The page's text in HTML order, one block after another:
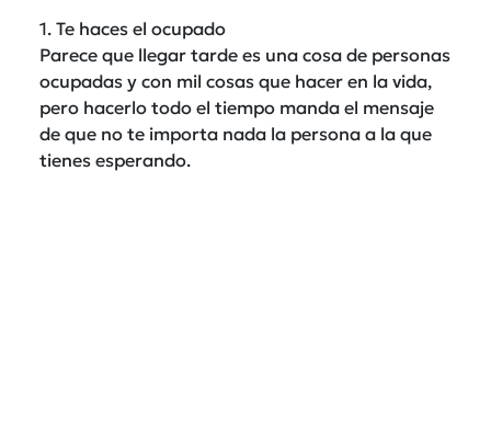
1. Te haces el ocupado
Parece que llegar tarde es una cosa de personas
ocupadas y con mil cosas que hacer en la vida,
pero hacerlo todo el tiempo manda el mensaje
de que no te importa nada la persona a la que
tienes esperando.